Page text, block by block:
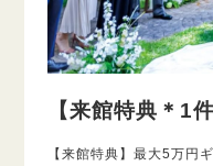
【来館特典＊1
【来館特典】最大5万円